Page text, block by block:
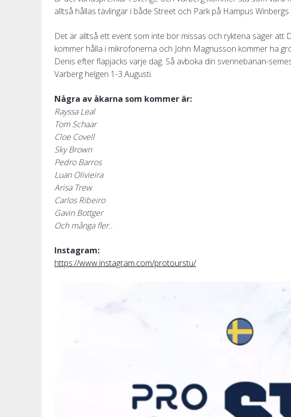
alltså hållas tävlingar i både Street och Park på Hampus
Det är alltså ett event som inte bör missas och ryktena säger att
kommer hålla i mikrofonerna och John Magnusson kommer ha
Denis efter flapjacks varje dag. Så avboka din svennebanan-
Varberg helgen 1-3 Augusti.
Några av åkarna som kommer är:
Rayssa Leal
Tom Schaar
Cloe Covell
Sky Brown
Pedro Barros
Luan Olivieira
Arisa Trew
Carlos Ribeiro
Gavin Bottger
Och många fler..
Instagram:
https://www.instagram.com/protourstu/